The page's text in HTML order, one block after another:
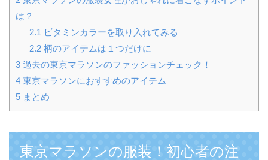
は？
2.1 ビタミンカラーを取り入れてみる
2.2柄のアイテムは１つだけに
3 過去の東京マラソンのファッションチェック！
4 東京マラソンにおすすめのアイテム
5 まとめ
東京マラソンの服装！初心者の注